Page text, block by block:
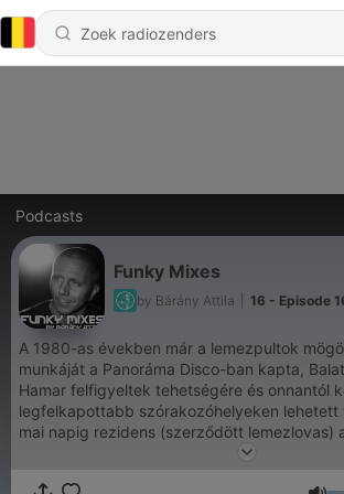
Podcasts
Funky Mixes
by Bárány Attila 16 - Episode
A 1980-as években már a lemezpultok
munkáját a Panoráma Disco-ban kapta,
Hamar felfigyeltek tehetségére és onnantól
legfelkapottabb szórakozóhelyeken lehetett
mai napig rezidens (szerződött lemezlovas)
budapesti klubok lemezpultjai mögött. Zenei